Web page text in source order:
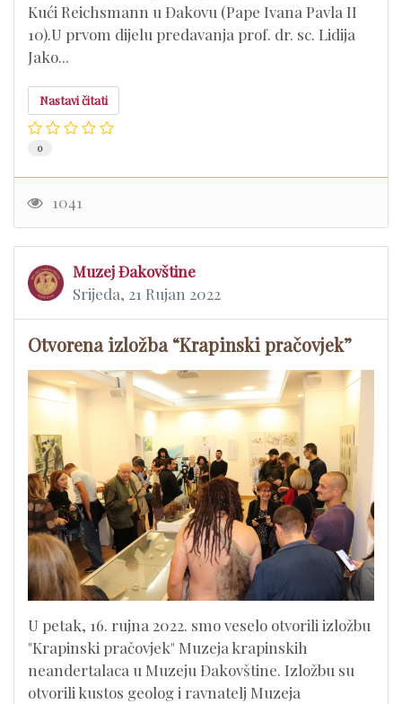
Kući Reichsmann u Đakovu (Pape Ivana Pavla II
10).U prvom dijelu predavanja prof. dr. sc. Lidija
Jako...
Nastavi čitati
0
1041
Muzej Đakovštine
Srijeda, 21 Rujan 2022
Otvorena izložba “Krapinski pračovjek”
U petak, 16. rujna 2022. smo veselo otvorili izložbu
"Krapinski pračovjek" Muzeja krapinskih
neandertalaca u Muzeju Đakovštine. Izložbu su
otvorili kustos geolog i ravnatelj Muzeja